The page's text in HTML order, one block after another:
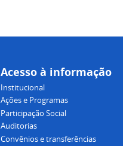
Acesso à informação
Institucional
Ações e Programas
Participação Social
Auditorias
Convênios e transferências